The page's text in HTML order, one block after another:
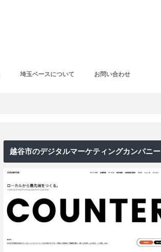
埼玉ベースについて お問い合わせ
越谷市のデジタルマーケティングカンパニー